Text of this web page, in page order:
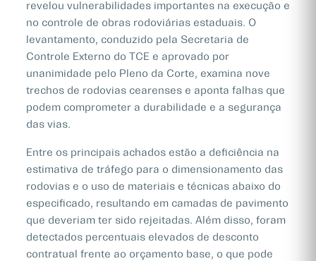
revelou vulnerabilidades importantes na execução e
no controle de obras rodoviárias estaduais. O
levantamento, conduzido pela Secretaria de
Controle Externo do TCE e aprovado por
unanimidade pelo Pleno da Corte, examina nove
trechos de rodovias cearenses e aponta falhas que
podem comprometer a durabilidade e a segurança
das vias.
Entre os principais achados estão a deficiência na
estimativa de tráfego para o dimensionamento das
rodovias e o uso de materiais e técnicas abaixo do
especificado, resultando em camadas de pavimento
que deveriam ter sido rejeitadas. Além disso, foram
detectados percentuais elevados de desconto
contratual frente ao orçamento base, o que pode